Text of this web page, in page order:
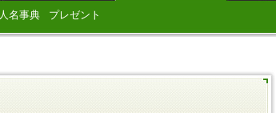
人名事典 プレゼント